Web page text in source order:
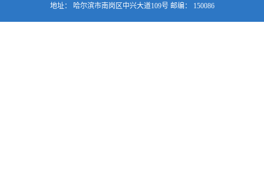
地址： 哈尔滨市南岗区中兴大道109号 邮编： 150086